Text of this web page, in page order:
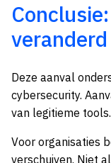
veranderd
Deze aanval
cybersecurity.
van legitieme
Voor organisaties
verschuiven. Niet